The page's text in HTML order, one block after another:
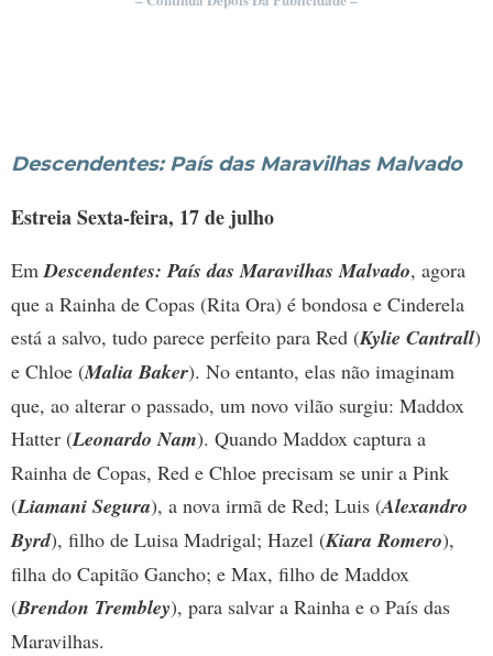
Descendentes: País das Maravilhas Malvado
Estreia Sexta-feira, 17 de julho
EmDescendentes: País das Maravilhas Malvado, agora
que a Rainha de Copas (Rita Ora) é bondosa e Cinderela
está a salvo, tudo parece perfeito para Red (Kylie Cantrall)
e Chloe (Malia Baker). No entanto, elas não imaginam
que, ao alterar o passado, um novo vilão surgiu: Maddox
Hatter (Leonardo Nam). Quando Maddox captura a
Rainha de Copas, Red e Chloe precisam se unir a Pink
(Liamani Segura), a nova irmã de Red; Luis (Alexandro
Byrd), filho de Luisa Madrigal; Hazel (Kiara Romero),
filha do Capitão Gancho; e Max, filho de Maddox
(Brendon Trembley), para salvar a Rainha e o País das
Maravilhas.